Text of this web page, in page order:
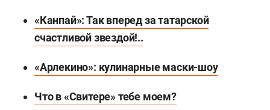
«Канпай»: Так вперед за татарской
счастливой звездой!..
«Арлекино»: кулинарные маски-шоу
Что в «Свитере» тебе моем?